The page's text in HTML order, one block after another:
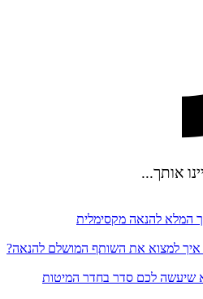
אותך...
המלא להנאה מקסימלית
איך למצוא את השותף המושלם להנאה?
שיעשה לכם סדר בחדר המיטות